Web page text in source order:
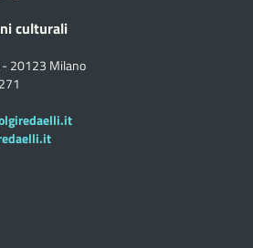
culturali
20123 Milano